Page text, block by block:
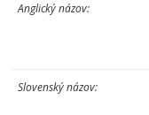
Anglický názov:
Slovenský názov: